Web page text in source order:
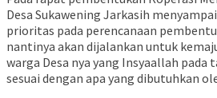
Desa Sukawening Jarkasih
prioritas pada perencanaan
nantinya akan dijalankan untuk
warga Desa nya yang Insyaallah pada
sesuai dengan apa yang dibutuhkan